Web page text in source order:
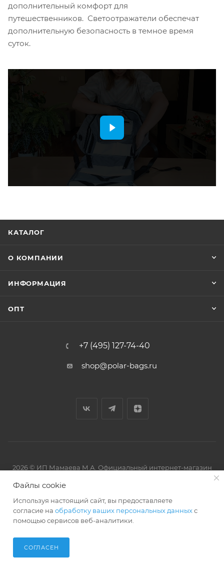
дополнительный комфорт для
путешественников. Светоотражатели обеспечат
дополнительную безопасность в темное время
суток.
КАТАЛОГ
О КОМПАНИИ
ИНФОРМАЦИЯ
ОПТ
+7 (495) 127-74-40
shop@polar-bags.ru
2026 © ИП Мамаева М.А. Официальный интернет-магазин
Файлы cookie
Используя настоящий сайт, вы предоставляете
согласие на обработку ваших персональных данныхс
помощью сервисов веб-аналитики.
СОГЛАСЕН